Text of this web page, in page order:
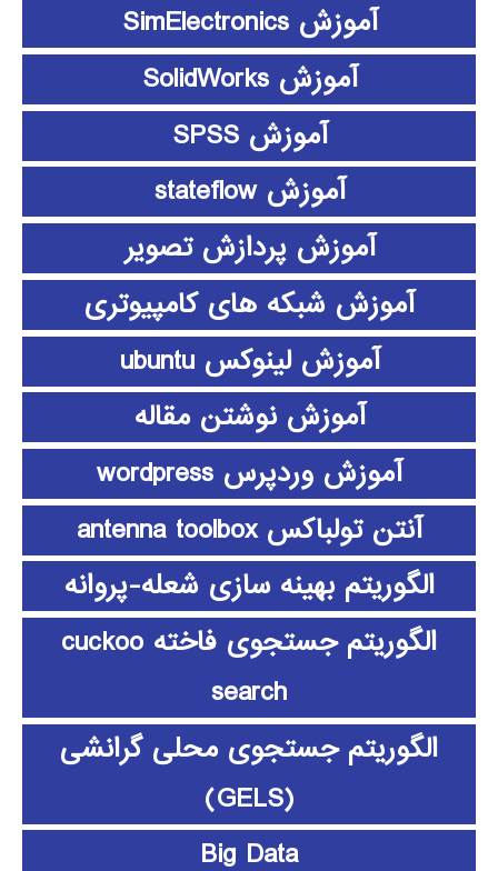
آموزش SimElectronics
آموزش SolidWorks
آموزش SPSS
آموزش stateflow
آموزش پردازش تصویر
آموزش شبکه های کامپیوتری
آموزش لینوکس ubuntu
آموزش نوشتن مقاله
آموزش وردپرس wordpress
آنتن تولباکس antenna toolbox
الگوریتم بهینه سازی شعله-پروانه
الگوریتم جستجوی فاخته cuckoo
search
الگوریتم جستجوی محلی گرانشی
(GELS)
Big Data